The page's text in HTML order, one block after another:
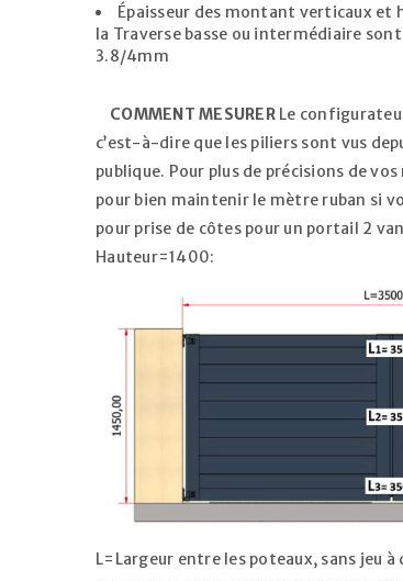
Épaisseur des montant verticaux et
la Traverse basse ou intermédiaire
3.8/4mm
COMMENT MESURERLe
c’est-à-dire que les piliers sont vus
publique. Pour plus de précisions de
pour bien maintenir le mètre ruban si
pour prise de côtes pour un portail 2
Hauteur=1400:
L=Largeur entre les poteaux, sans jeu